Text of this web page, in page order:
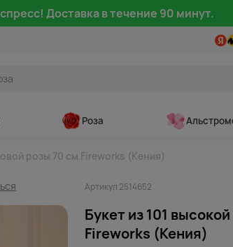
Доставка в течение 90 минут.
Роза
розы 70 см Fireworks (Кения)
Артикул 2514652
Букет из 101
Fireworks (Кения)